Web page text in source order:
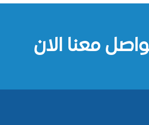
معنا الان